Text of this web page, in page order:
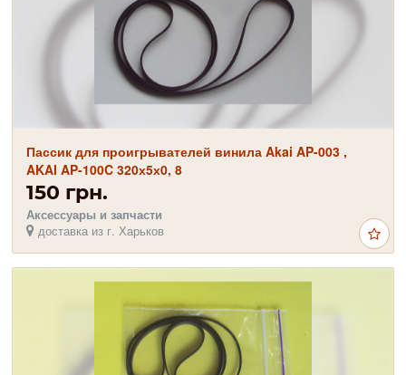
Пассик для проигрывателей винила Akai AP-003 ,
AKAI AP-100C 320х5х0, 8
150 грн.
Аксессуары и запчасти
доставка из г. Харьков